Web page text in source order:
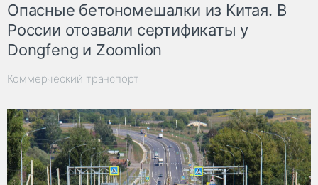
Опасные бетономешалки из Китая. В
России отозвали сертификаты у
Dongfeng и Zoomlion
Коммерческий транспорт